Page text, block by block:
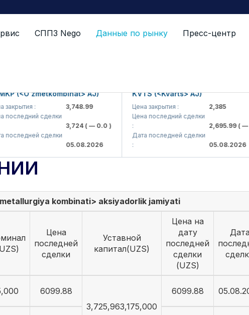
СППЗ Nego Данные по рынку Пресс-центр
AJ)
:
3,748.99
сделки
3,724( — 0.0 )
сделки
05.08.2026
KVTS (<Kvarts> AJ)
Цена закрытия :
Цена последний сделки
2,695.99( — 0.0 )
Дата последней сделки
05.08.2026
kombinati> aksiyadorlik jamiyati
Цена
последней
сделки
Уставной
капитал(UZS)
Цена на
дату
последней
сделки
(UZS)
Дата
6099.88
3,725,963,175,000
6099.88